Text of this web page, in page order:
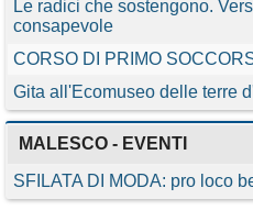
Le radici che sostengono.
consapevole
CORSO DI PRIMO
Gita all'Ecomuseo delle terre
MALESCO - EVENTI
SFILATA DI MODA: pro loco